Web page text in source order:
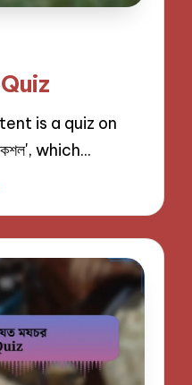
Quiz
is a quiz on
which…